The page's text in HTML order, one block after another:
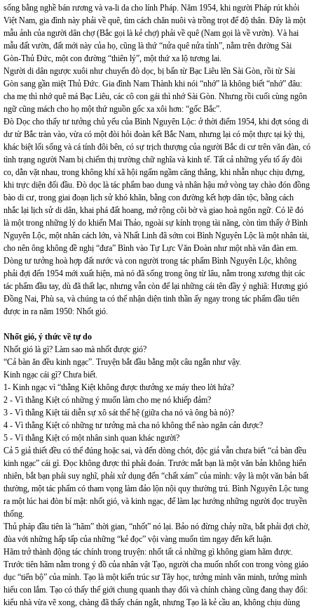
sống bằng nghề bán rương và va-li da cho lính Pháp. Năm 1954, khi người Pháp rút khỏi
Việt Nam, gia đình này phải về quê, tìm cách chăn nuôi và trồng trọt để độ thân. Đây là một
mẫu ảnh của người dân chợ (Bắc gọi là kẻ chợ) phải về quê (Nam gọi là về vườn). Và hai
mẫu đất vườn, đất mới này của họ, cũng là thứ “nửa quê nửa tỉnh”, nằm trên đường Sài
Gòn-Thủ Đức, một con đường “thiên lý”, một thứ xa lộ tương lai.
Người di dân ngược xuôi như chuyến đò dọc, bị bấn từ Bạc Liêu lên Sài Gòn, rồi từ Sài
Gòn sang gần miệt Thủ Đức. Gia đình Nam Thành khi nói “nhớ” là không biết “nhớ” đâu:
cha mẹ thì nhớ quê má Bạc Liêu, các cô con gái thì nhớ Sài Gòn. Nhưng rồi cuối cùng ngôn
ngữ cũng mách cho họ một thứ nguồn gốc xa xôi hơn: “gốc Bắc”.
Đò Dọc cho thấy tư tưởng chủ yếu của Bình Nguyên Lộc: ở thời điểm 1954, khi đợt sóng di
dư từ Bắc tràn vào, vừa có một đòi hỏi đoàn kết Bắc Nam, nhưng lại có một thực tại kỳ thị,
khác biệt lối sống và cá tính đôi bên, có sự trịch thượng của người Bắc di cư trên văn đàn, có
tình trạng người Nam bị chiếm thị trường chữ nghĩa và kinh tế. Tất cả những yếu tố ấy đôi
co, dằn vặt nhau, trong không khí xã hội ngấm ngầm căng thẳng, khi nhẫn nhục chịu đựng,
khi trực diện đối đầu. Đò dọc là tác phẩm bao dung và nhân hậu mở vòng tay chào đón đồng
bào di cư, trong giai đoạn lịch sử khó khăn, bằng con đường kết hợp dân tộc, bằng cách
nhắc lại lịch sử di dân, khai phá đất hoang, mở rộng cõi bờ và giao hoà ngôn ngữ. Có lẽ đó
là một trong những lý do khiến Mai Thảo, ngoài sự kính trọng tài năng, còn tìm thấy ở Bình
Nguyên Lộc, một nhân cách lớn, và Nhất Linh đã sớm coi Bình Nguyên Lộc là một nhân tài,
cho nên ông không đề nghị “đưa” Bình vào Tự Lực Văn Đoàn như một nhà văn đàn em.
Dòng tư tưởng hoà hợp đất nước và con người trong tác phẩm Bình Nguyên Lộc, không
phải đợi đến 1954 mới xuất hiện, mà nó đã sống trong ông từ lâu, nằm trong xương thịt các
tác phẩm đầu tay, dù đã thất lạc, nhưng vẫn còn để lại những cái tên đầy ý nghiã: Hương gió
Đồng Nai, Phù sa, và chúng ta có thể nhận diện tinh thần ấy ngay trong tác phẩm đầu tiên
được in ra năm 1950: Nhốt gió.
Nhốt gió, ý thức về tự do
Nhốt gió là gì? Làm sao mà nhốt được gió?
“Cả bàn ăn đều kinh ngạc”. Truyện bắt đầu bằng một câu ngắn như vậy.
Kinh ngạc cái gì? Chưa biết.
1- Kinh ngạc vì “thằng Kiệt không được thưởng xe máy theo lời hứa?
2 - Vì thằng Kiệt có những ý muốn làm cho mẹ nó khiếp đảm?
3 - Vì thằng Kiệt tái diễn sự xô sát thế hệ (giữa cha nó và ông bà nó)?
4 - Vì thằng Kiệt có những tư tưởng mà cha nó không thể nào ngăn cản được?
5 - Vì thằng Kiệt có một nhân sinh quan khác người?
Cả 5 giả thiết đều có thể đúng hoặc sai, và đến dòng chót, độc giả vẫn chưa biết “cả bàn đều
kinh ngạc” cái gì. Đọc không được thì phải đoán. Trước mắt bạn là một văn bản không hiển
nhiên, bắt bạn phải suy nghĩ, phải xử dụng đến “chất xám” của mình: vậy là một văn bản bất
thường, một tác phẩm có tham vọng làm đảo lộn nội quy thường trú. Bình Nguyên Lộc tung
ra một lúc hai đòn bí mật: nhốt gió, và kinh ngạc, để làm lạc hướng những người đọc truyền
thống.
Thủ pháp đầu tiên là “hãm” thời gian, “nhốt” nó lại. Bảo nó đừng chảy nữa, bắt phải đợi chờ,
đùa với những hấp tấp của những “kẻ đọc” vội vàng muốn tìm ngay đến kết luận.
Hãm trở thành động tác chính trong truyện: nhốt tất cả những gì không giam hãm được.
Trước tiên hãm nằm trong ý đồ của nhân vật Tạo, người cha muốn nhốt con trong vòng giáo
dục “tiến bộ” của mình. Tạo là một kiến trúc sư Tây học, tưởng mình văn minh, tưởng mình
hiểu con lắm. Tạo có thấy thế giới chung quanh thay đổi và chính chàng cũng đang thay đổi:
kiểu nhà vừa vẽ xong, chàng đã thấy chán ngắt, nhưng Tạo là kẻ cầu an, không chịu dùng